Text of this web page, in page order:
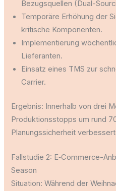
Bezugsquellen (Dual-
Temporäre Erhöhung der
kritische Komponenten.
Implementierung
Lieferanten.
Einsatz eines TMS zur
Carrier.
Ergebnis: Innerhalb von drei
Produktionsstopps um rund
Planungssicherheit
Fallstudie 2: E‑Commerce-
Season
Situation: Während der